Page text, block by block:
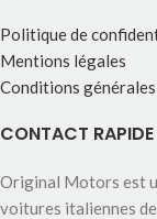
Politique de
Mentions légales
Conditions
CONTACT RAPIDE
Original Motors est
voitures italiennes